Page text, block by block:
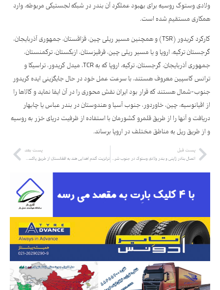
ولادی وستوک روسیه برای بهبود عملکرد آن بندر در شبکه لجستیکی مربوطه، وارد
همکاری مستقیم شده است.
کارکرد کریدور (TSR) و همچنین مسیر ریلی چین، قزاقستان، جمهوری آذربایجان،
گرجستان ترکیه، اروپا و یا مسیر ریلی چین، قرقیزستان، ازبکستان، ترکمنستان،
جمهوری آذربایجان، گرجستان، ترکیه، اروپا که به TCR، میدل کریدور، تراسیکا و
ترانس کاسپین معروف هستند، با سرعت عمل خود در حال جایگزینی ایده کریدور
جنوب-شمال هستند که قرار بود ایران نقش محوری را در آن ایفا نماید و کالاها را
از اقیانوسیه، چین، خاوردور، جنوب آسیا و هندوستان در بندر عباس یا چابهار
دریافت و آنها را از طریق قلمرو کشورمان با استفاده از ظرفیت دریای خزر به روسیه
و از طریق ریل به مناطق مختلف در اروپا برساند.
پست قبل
اتصال بنادر ژاپنی و بندر ولادی وستوک در جنوب شرق روسیه
پست بعد
ترانزیت گندم اهدایی هند به افغانستان از طریق پاکستان